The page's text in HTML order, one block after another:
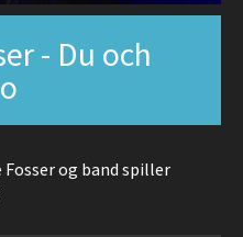
- Du och
Fosser og band spiller